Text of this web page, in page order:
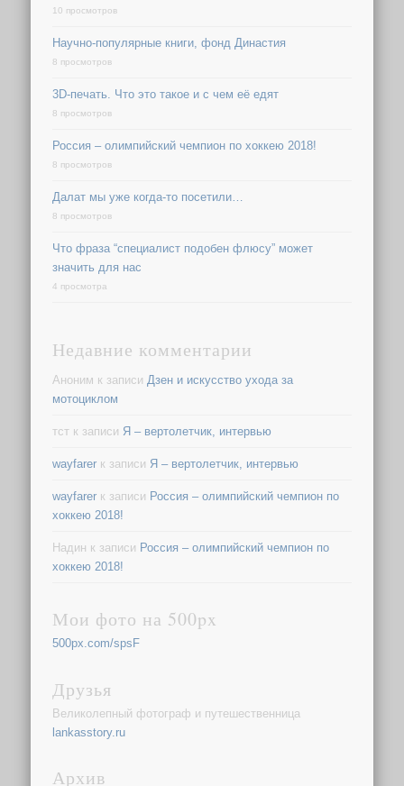
10 просмотров
Научно-популярные книги, фонд Династия
8 просмотров
3D-печать. Что это такое и с чем её едят
8 просмотров
Россия – олимпийский чемпион по хоккею 2018!
8 просмотров
Далат мы уже когда-то посетили…
8 просмотров
Что фраза “специалист подобен флюсу” может
значить для нас
4 просмотра
Недавние комментарии
Аноним к записиДзен и искусство ухода за
мотоциклом
тст к записи Я – вертолетчик, интервью
wayfarer к записи Я – вертолетчик, интервью
wayfarer к записи Россия – олимпийский чемпион по
хоккею 2018!
Надин к записи Россия – олимпийский чемпион по
хоккею 2018!
Мои фото на 500px
500px.com/spsF
Друзья
Великолепный фотограф и путешественница
lankasstory.ru
Архив